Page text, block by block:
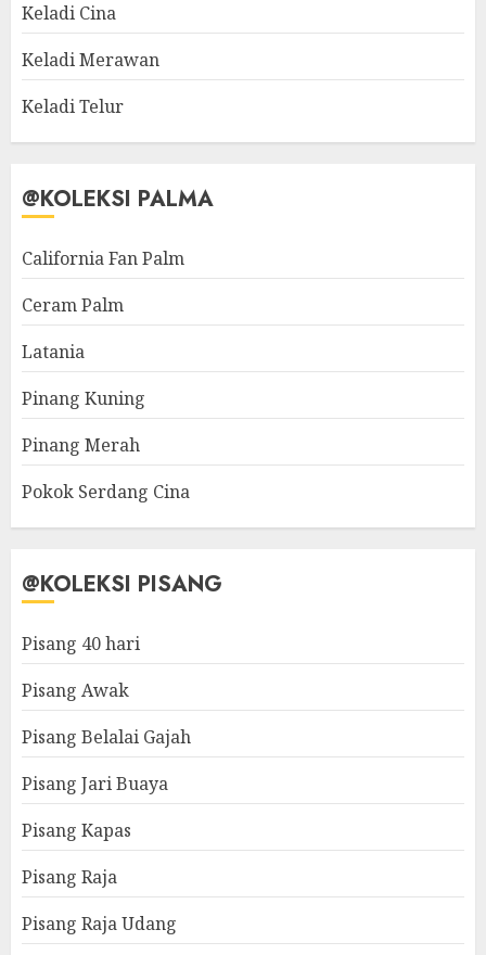
Keladi Cina
Keladi Merawan
Keladi Telur
@KOLEKSI PALMA
California Fan Palm
Ceram Palm
Latania
Pinang Kuning
Pinang Merah
Pokok Serdang Cina
@KOLEKSI PISANG
Pisang 40 hari
Pisang Awak
Pisang Belalai Gajah
Pisang Jari Buaya
Pisang Kapas
Pisang Raja
Pisang Raja Udang